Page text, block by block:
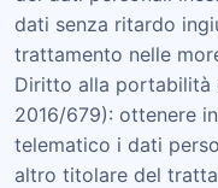
dati senza ritardo
trattamento nelle
Diritto alla portabilità
2016/679): ottenere
telematico i dati
altro titolare del